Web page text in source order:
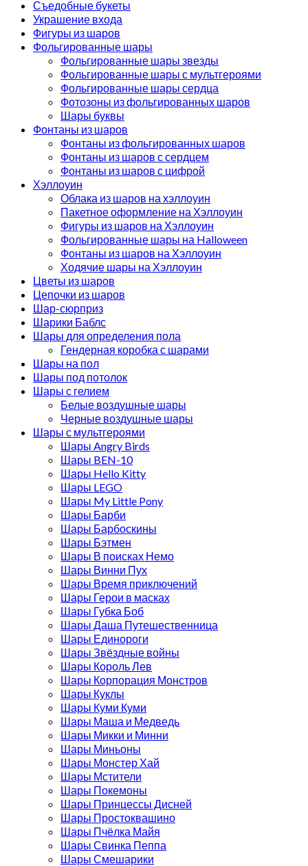
Съедобные букеты
Украшение входа
Фигуры из шаров
Фольгированные шары
Фольгированные шары звезды
Фольгированные шары с мультгероями
Фольгированные шары сердца
Фотозоны из фольгированных шаров
Шары буквы
Фонтаны из шаров
Фонтаны из фольгированных шаров
Фонтаны из шаров с сердцем
Фонтаны из шаров с цифрой
Хэллоуин
Облака из шаров на хэллоуин
Пакетное оформление на Хэллоуин
Фигуры из шаров на Хэллоуин
Фольгированные шары на Halloween
Фонтаны из шаров на Хэллоуин
Ходячие шары на Хэллоуин
Цветы из шаров
Цепочки из шаров
Шар-сюрприз
Шарики Баблс
Шары для определения пола
Гендерная коробка с шарами
Шары на пол
Шары под потолок
Шары с гелием
Белые воздушные шары
Черные воздушные шары
Шары с мультгероями
Шары Angry Birds
Шары BEN-10
Шары Hello Kitty
Шары LEGO
Шары My Little Pony
Шары Барби
Шары Барбоскины
Шары Бэтмен
Шары В поисках Немо
Шары Винни Пух
Шары Время приключений
Шары Герои в масках
Шары Губка Боб
Шары Даша Путешественница
Шары Единороги
Шары Звёздные войны
Шары Король Лев
Шары Корпорация Монстров
Шары Куклы
Шары Куми Куми
Шары Маша и Медведь
Шары Микки и Минни
Шары Миньоны
Шары Монстер Хай
Шары Мстители
Шары Покемоны
Шары Принцессы Дисней
Шары Простоквашино
Шары Пчёлка Майя
Шары Свинка Пеппа
Шары Смешарики